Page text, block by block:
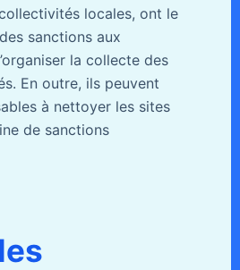
locales, ont le
sanctions aux
la collecte des
En outre, ils peuvent
à nettoyer les sites
de sanctions